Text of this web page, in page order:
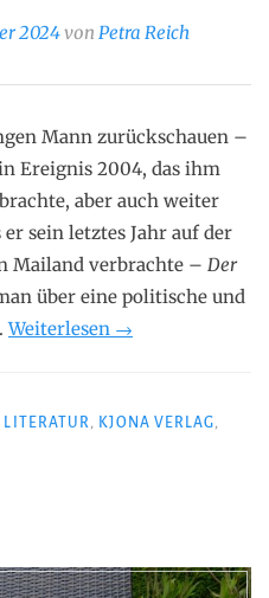
2024vonPetra Reich
Mann zurückschauen –
Ereignis 2004, das ihm
aber auch weiter
sein letztes Jahr auf der
Mailand verbrachte – Der
über eine politische und
Weiterlesen „Davide
Der
→
LITERATUR , KJONA VERLAG,